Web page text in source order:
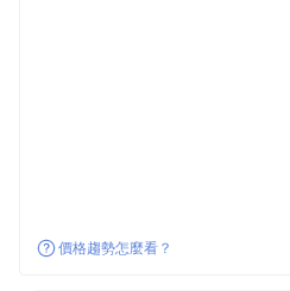
價格趨勢怎麼看？